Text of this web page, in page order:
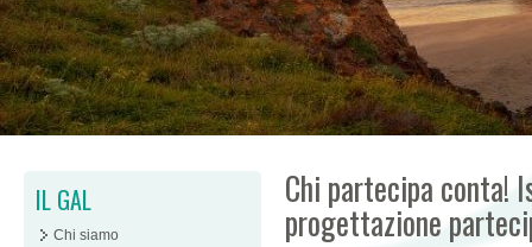
IL GAL
Chi siamo
Chi partecipa conta!
progettazione